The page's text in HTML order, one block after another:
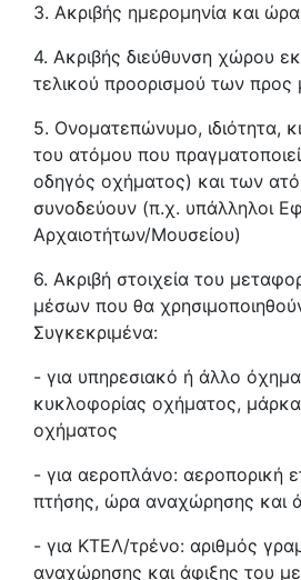
3. Ακριβής ημερομηνία και
4. Ακριβής διεύθυνση χώρου
τελικού προορισμού των
5. Ονοματεπώνυμο, ιδιότητα,
του ατόμου που
οδηγός οχήματος) και των
συνοδεύουν (π.χ. υπάλληλοι
Αρχαιοτήτων/Μουσείου)
6. Ακριβή στοιχεία του
μέσων που θα
Συγκεκριμένα:
- για υπηρεσιακό ή άλλο
κυκλοφορίας οχήματος,
οχήματος
- για αεροπλάνο: αεροπορική
πτήσης, ώρα αναχώρησης και
- για ΚΤΕΛ/τρένο: αριθμός
αναχώρησης και άφιξης του